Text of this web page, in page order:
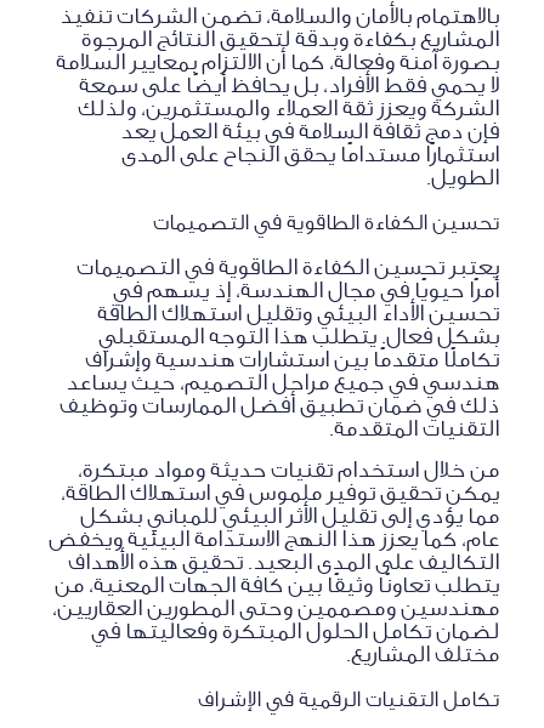
بالاهتمام بالأمان والسلامة، تضمن الشركات تنفيذ
المشاريع بكفاءة وبدقة لتحقيق النتائج المرجوة
بصورة آمنة وفعالة، كما أن الالتزام بمعايير السلامة
لا يحمي فقط الأفراد، بل يحافظ أيضًا على سمعة
الشركة ويعزز ثقة العملاء والمستثمرين، ولذلك
فإن دمج ثقافة السلامة في بيئة العمل يعد
استثمارًا مستدامًا يحقق النجاح على المدى
الطويل.
تحسين الكفاءة الطاقوية في التصميمات
يعتبر تحسين الكفاءة الطاقوية في التصميمات
أمرًا حيويًا في مجال الهندسة، إذ يسهم في
تحسين الأداء البيئي وتقليل استهلاك الطاقة
بشكل فعال. يتطلب هذا التوجه المستقبلي
تكاملًا متقدمًا بين استشارات هندسية وإشراف
هندسي في جميع مراحل التصميم، حيث يساعد
ذلك في ضمان تطبيق أفضل الممارسات وتوظيف
التقنيات المتقدمة.
من خلال استخدام تقنيات حديثة ومواد مبتكرة،
يمكن تحقيق توفير ملموس في استهلاك الطاقة،
مما يؤدي إلى تقليل الأثر البيئي للمباني بشكل
عام، كما يعزز هذا النهج الاستدامة البيئية ويخفض
التكاليف على المدى البعيد. تحقيق هذه الأهداف
يتطلب تعاونًا وثيقًا بين كافة الجهات المعنية، من
مهندسين ومصممين وحتى المطورين العقاريين،
لضمان تكامل الحلول المبتكرة وفعاليتها في
مختلف المشاريع.
تكامل التقنيات الرقمية في الإشراف